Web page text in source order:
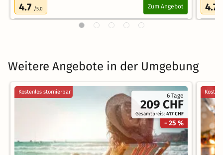
4.7 /5.0 Zum Angebot 4.7
Weitere Angebote in der Umgebung
6 Tage
209 CHF
Gesamtpreis:417 CHF
- 25 %
Kostenlos stornierbar